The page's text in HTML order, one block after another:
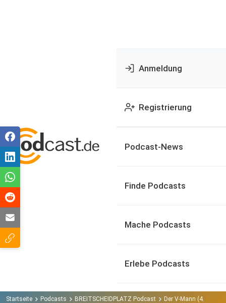
Anmeldung
Registrierung
Podcast-News
Finde Podcasts
Mache Podcasts
Erlebe Podcasts
Startseite Podcasts BREITSCHEIDPLATZ Podcast Der V-Mann (4/6)